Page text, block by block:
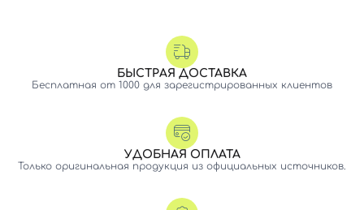
БЫСТРАЯ ДОСТАВКА
Бесплатная от 1000 для зарегистрированных клиентов
УДОБНАЯ ОПЛАТА
Только оригинальная продукция из официальных источников.